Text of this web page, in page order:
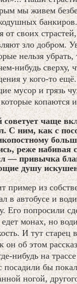
мы живем
от своих
зло добром.
нельзя
нибудь сверху,
у кого-то
мусор и грязь
копаются
чаще
С ним, как с
реже
— привычка
душу
пример из
в автобусе и
Его попросили
едет монах, но
И тут старец
он об этом
нибудь на
посадили бы
ногой,